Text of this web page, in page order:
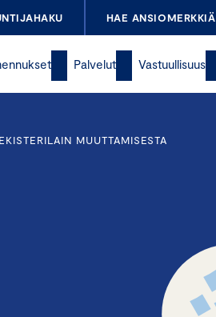
HAE ANSIOMERKKIÄ
Palvelut Vastuullisuus
MUUTTAMISESTA